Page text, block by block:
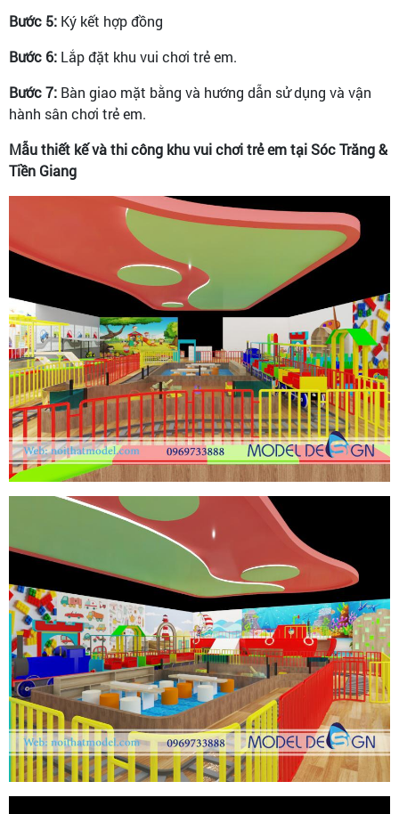
Bước 5: Ký kết hợp đồng
Bước 6: Lắp đặt khu vui chơi trẻ em.
Bước 7: Bàn giao mặt bằng và hướng dẫn sử dụng và vận
hành sân chơi trẻ em.
Mẫu thiết kế và thi công khu vui chơi trẻ em tại Sóc Trăng &
Tiền Giang